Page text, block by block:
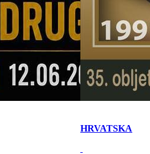
HRVATSKA